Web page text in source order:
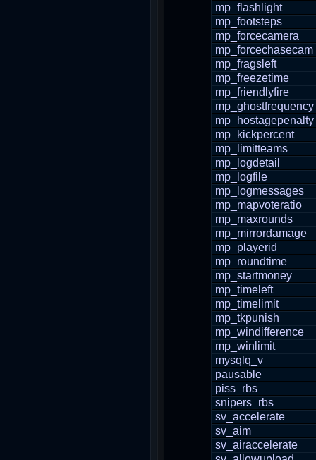
mp_flashlight
mp_footsteps
mp_forcecamera
mp_forcechasecam
mp_fragsleft
mp_freezetime
mp_friendlyfire
mp_ghostfrequency
mp_hostagepenalty
mp_kickpercent
mp_limitteams
mp_logdetail
mp_logfile
mp_logmessages
mp_mapvoteratio
mp_maxrounds
mp_mirrordamage
mp_playerid
mp_roundtime
mp_startmoney
mp_timeleft
mp_timelimit
mp_tkpunish
mp_windifference
mp_winlimit
mysqlq_v
pausable
piss_rbs
snipers_rbs
sv_accelerate
sv_aim
sv_airaccelerate